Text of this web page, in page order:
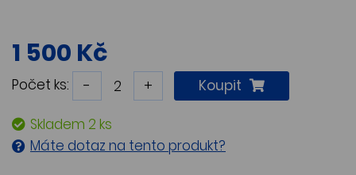
1 500 Kč
Počet ks: - + Koupit
Skladem 2 ks
Máte dotaz na tento produkt?